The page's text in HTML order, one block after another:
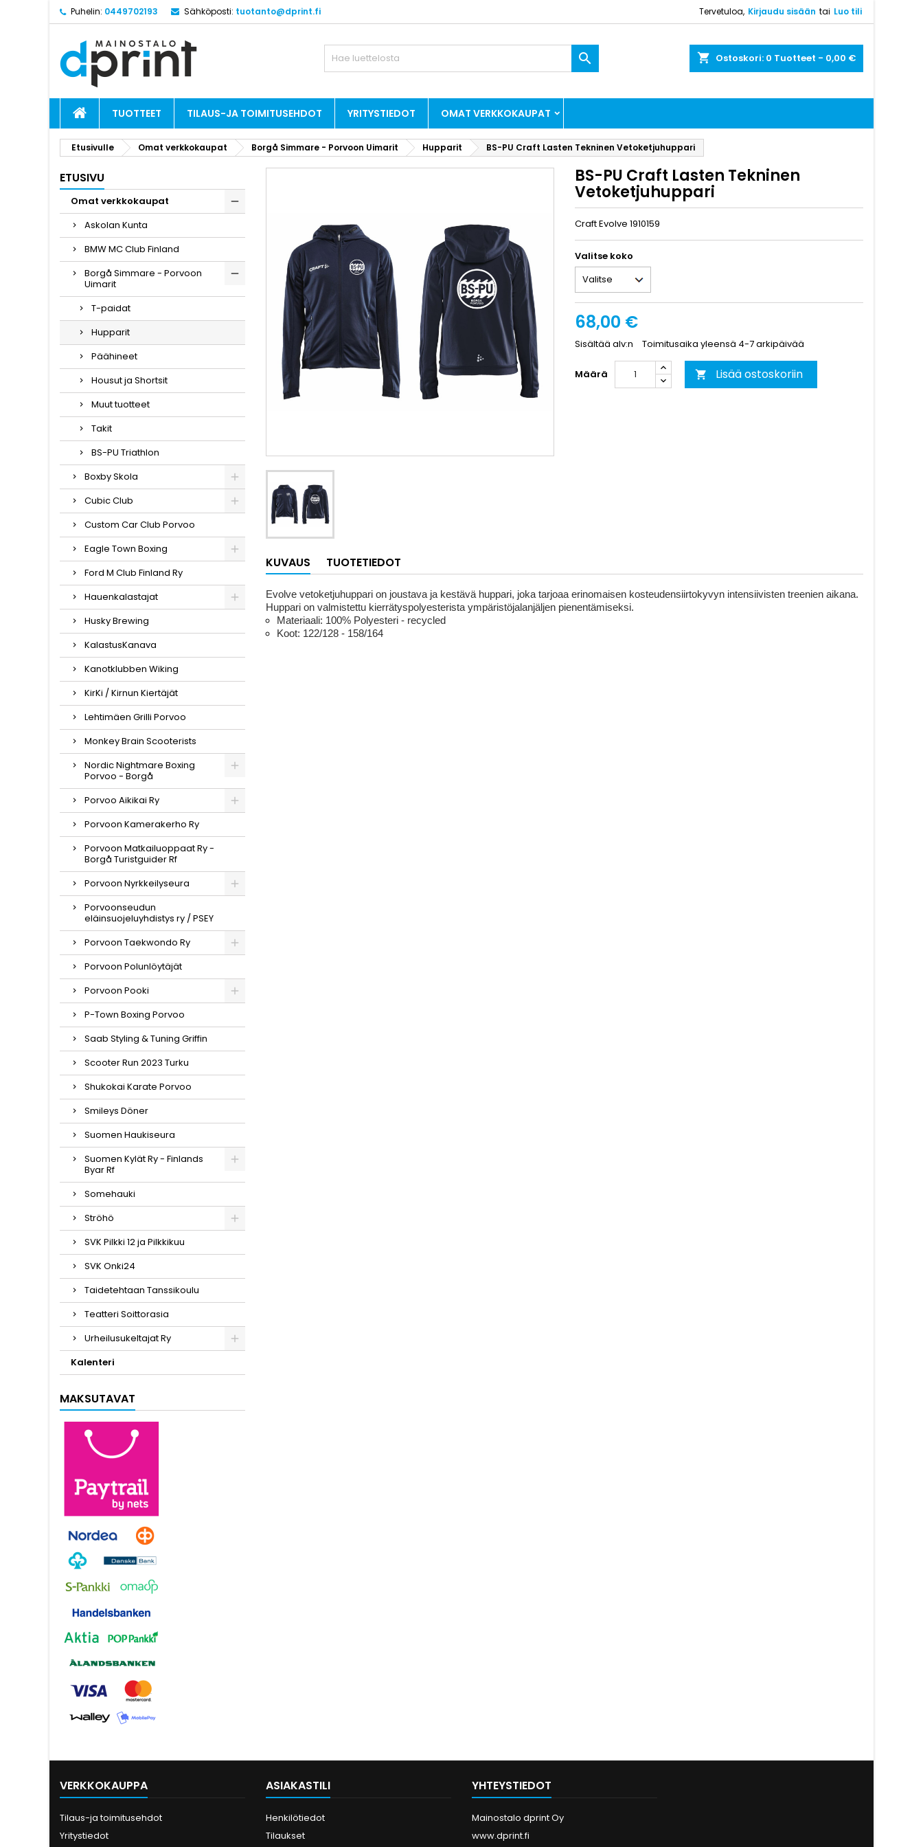
Puhelin: 0449702193 Sähköposti: tuotanto@dprint.fi Tervetuloa, Kirjaudu sisään tai Luo tili
shopping_cart Ostoskori: 0 Tuotteet - 0,00 €

TUOTTEET TILAUS-JA TOIMITUSEHDOT YRITYSTIEDOT OMAT VERKKOKAUPAT
Etusivulle Omat verkkokaupat Borgå Simmare - Porvoon Uimarit Hupparit BS-PU Craft Lasten Tekninen Vetoketjuhuppari
ETUSIVU
Omat verkkokaupat
Askolan Kunta
BMW MC Club Finland
Borgå Simmare - Porvoon
Uimarit
T-paidat
Hupparit
Päähineet
Housut ja Shortsit
Muut tuotteet
Takit
BS-PU Triathlon
Boxby Skola
Cubic Club
Custom Car Club Porvoo
Eagle Town Boxing
Ford M Club Finland Ry
Hauenkalastajat
Husky Brewing
KalastusKanava
Kanotklubben Wiking
KirKi / Kirnun Kiertäjät
Lehtimäen Grilli Porvoo
Monkey Brain Scooterists
Nordic Nightmare Boxing
Porvoo - Borgå
Porvoo Aikikai Ry
Porvoon Kamerakerho Ry
Porvoon Matkailuoppaat Ry -
Borgå Turistguider Rf
Porvoon Nyrkkeilyseura
Porvoonseudun
eläinsuojeluyhdistys ry / PSEY
Porvoon Taekwondo Ry
Porvoon Polunlöytäjät
Porvoon Pooki
P-Town Boxing Porvoo
Saab Styling & Tuning Griffin
Scooter Run 2023 Turku
Shukokai Karate Porvoo
Smileys Döner
Suomen Haukiseura
Suomen Kylät Ry - Finlands
Byar Rf
Somehauki
Ströhö
SVK Pilkki 12 ja Pilkkikuu
SVK Onki24
Taidetehtaan Tanssikoulu
Teatteri Soittorasia
Urheilusukeltajat Ry
Kalenteri
MAKSUTAVAT
BS-PU Craft Lasten Tekninen
Vetoketjuhuppari
Craft Evolve 1910159
Valitse koko
68,00 €
Sisältää alv:n Toimitusaika yleensä 4-7 arkipäivää
Määrä  Lisää ostoskoriin
KUVAUS TUOTETIEDOT
Evolve vetoketjuhuppari on joustava ja kestävä huppari, joka tarjoaa erinomaisen kosteudensiirtokyvyn intensiivisten treenien aikana.
Huppari on valmistettu kierrätyspolyesterista ympäristöjalanjäljen pienentämiseksi.
Materiaali: 100% Polyesteri - recycled
Koot: 122/128 - 158/164
VERKKOKAUPPA
Tilaus-ja toimitusehdot
Yritystiedot
ASIAKASTILI
Henkilötiedot
Tilaukset
YHTEYSTIEDOT
Mainostalo dprint Oy
www.dprint.fi